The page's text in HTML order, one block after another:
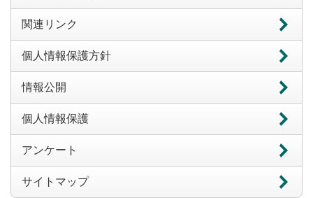
関連リンク
個人情報保護方針
情報公開
個人情報保護
アンケート
サイトマップ